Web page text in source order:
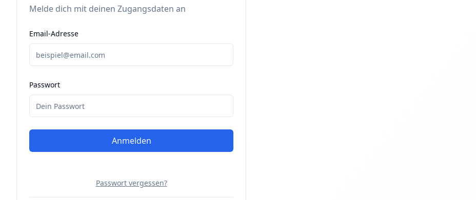
Melde dich mit deinen Zugangsdaten an
Email-Adresse
Passwort
Anmelden
Passwort vergessen?